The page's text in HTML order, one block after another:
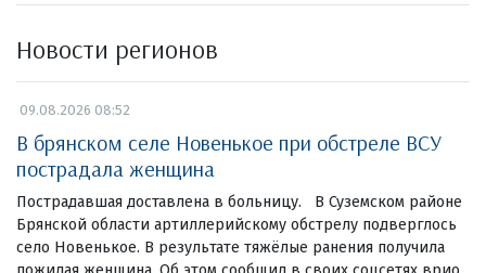
Новости регионов
09.08.2026 08:52
В брянском селе Новенькое при обстреле ВСУ
пострадала женщина
Пострадавшая доставлена в больницу. В Суземском районе
Брянской области артиллерийскому обстрелу подверглось
село Новенькое. В результате тяжёлые ранения получила